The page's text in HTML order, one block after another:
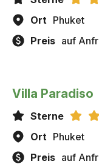
Ort Phuket
Preis auf
Villa Paradiso
Sterne
Ort Phuket
Preis auf